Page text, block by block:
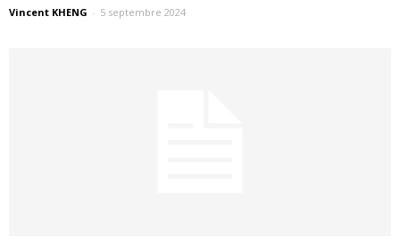
Vincent KHENG - 5 septembre 2024